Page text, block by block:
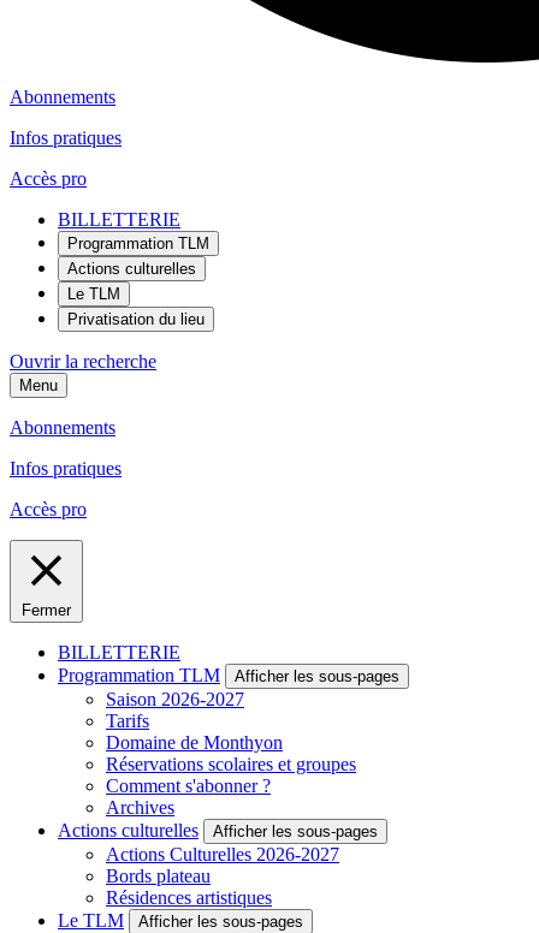
Abonnements
Infos pratiques
Accès pro
BILLETTERIE
Programmation TLM
Actions culturelles
Le TLM
Privatisation du lieu
Ouvrir la recherche
Menu
Abonnements
Infos pratiques
Accès pro
Fermer
BILLETTERIE
Programmation TLM
Afficher les sous-pages
Saison 2026-2027
Tarifs
Domaine de Monthyon
Réservations scolaires et groupes
Comment s'abonner ?
Archives
Actions culturelles
Afficher les sous-pages
Actions Culturelles 2026-2027
Bords plateau
Résidences artistiques
Le TLM
Afficher les sous-pages